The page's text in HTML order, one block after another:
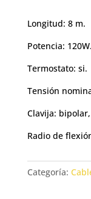
Longitud: 8 m.
Potencia: 120W.
Termostato: si.
Tensión
Clavija:
Radio de
Categoría: